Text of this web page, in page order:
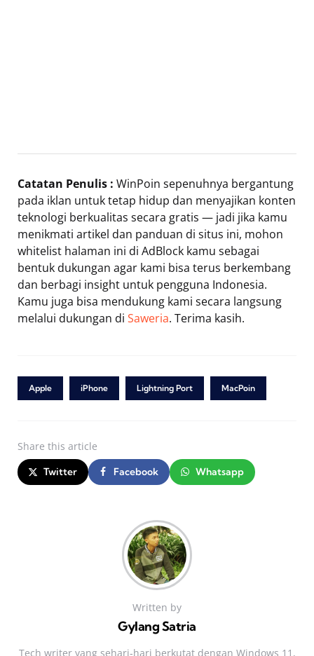
Catatan Penulis : WinPoin sepenuhnya bergantung
pada iklan untuk tetap hidup dan menyajikan konten
teknologi berkualitas secara gratis — jadi jika kamu
menikmati artikel dan panduan di situs ini, mohon
whitelist halaman ini di AdBlock kamu sebagai
bentuk dukungan agar kami bisa terus berkembang
dan berbagi insight untuk pengguna Indonesia.
Kamu juga bisa mendukung kami secara langsung
melalui dukungan di Saweria. Terima kasih.
Apple iPhone Lightning Port MacPoin
Share this article
Twitter Facebook Whatsapp
Written by
Gylang Satria
Tech writer yang sehari‑hari berkutat dengan Windows 11,